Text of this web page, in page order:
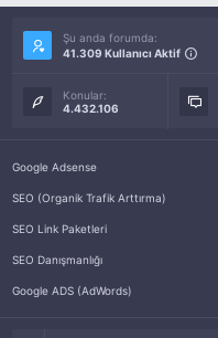
Şu anda forumda:
41.309 Kullanıcı Aktif
Konular:
4.432.106
Google Adsense
SEO (Organik Trafik Arttırma)
SEO Link Paketleri
SEO Danışmanlığı
Google ADS (AdWords)